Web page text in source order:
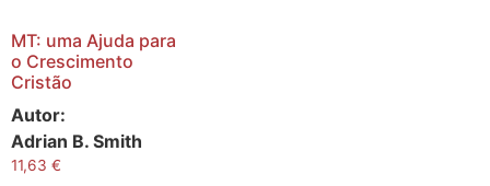
MT: uma Ajuda para
o Crescimento
Cristão
Autor:
Adrian B. Smith
11,63 €